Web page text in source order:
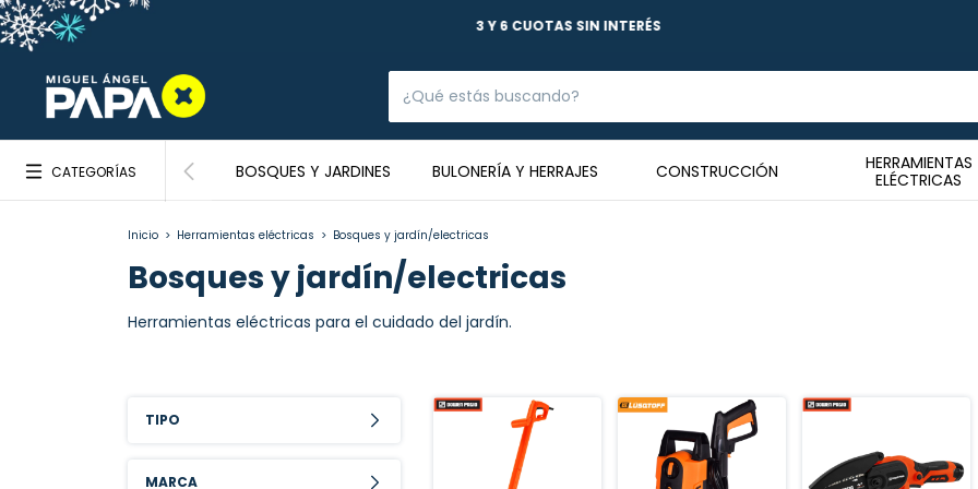
20 DIAS PARA REALIZAR EL CAMBIO
CATEGORÍAS BOSQUES Y JARDINES BULONERÍA Y HERRAJES CONSTRUCCIÓN
HERRAMIENTAS
ELÉCTRICAS
Inicio > Herramientas eléctricas > Bosques y jardín/electricas
Bosques y jardín/electricas
Herramientas eléctricas para el cuidado del jardín.
TIPO
MARCA